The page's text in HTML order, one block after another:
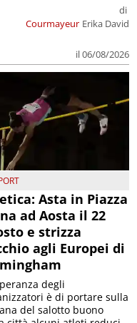
Courmayeur
di
Erika David
il 06/08/2026
Asta in Piazza
ad Aosta il 22
e strizza
agli Europei di
degli
è di portare sulla
del salotto buono